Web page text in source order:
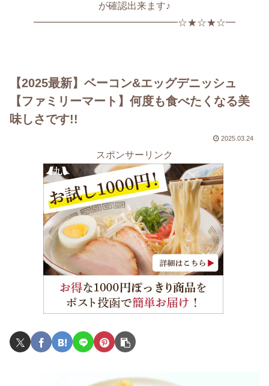
が確認出来ます♪
━━━━━━━━━━━━━━━☆★☆★☆━
【2025最新】ベーコン&エッグデニッシュ
【ファミリーマート】何度も食べたくなる美
味しさです!!
2025.03.24
スポンサーリンク